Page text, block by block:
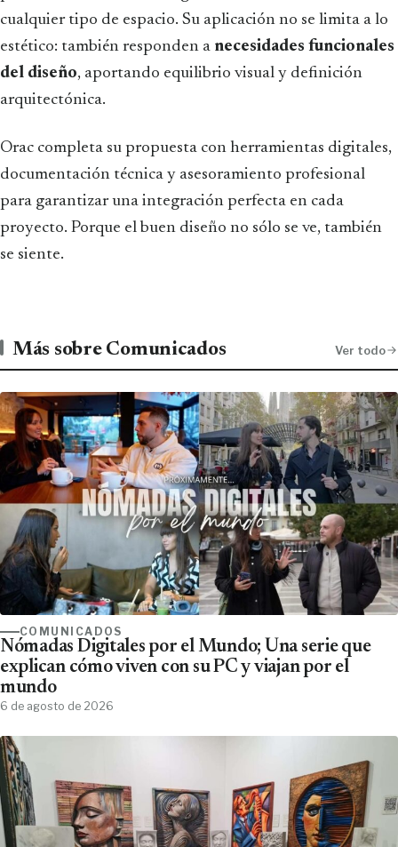
cualquier tipo de espacio. Su aplicación no se limita a lo
estético: también responden a necesidades funcionales
del diseño, aportando equilibrio visual y definición
arquitectónica.
Orac completa su propuesta con herramientas digitales,
documentación técnica y asesoramiento profesional
para garantizar una integración perfecta en cada
proyecto. Porque el buen diseño no sólo se ve, también
se siente.
Más sobre Comunicados Ver todo
COMUNICADOS
Nómadas Digitales por el Mundo; Una serie que
explican cómo viven con su PC y viajan por el
mundo
6 de agosto de 2026